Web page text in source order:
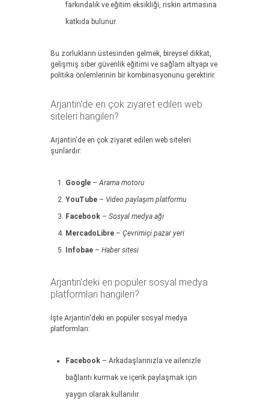
farkındalık ve eğitim eksikliği, riskin artmasına
katkıda bulunur.
Bu zorlukların üstesinden gelmek, bireysel dikkat,
gelişmiş siber güvenlik eğitimi ve sağlam altyapı ve
politika önlemlerinin bir kombinasyonunu gerektirir.
Arjantin'de en çok ziyaret edilen web
siteleri hangileri?
Arjantin'de en çok ziyaret edilen web siteleri
şunlardır:
Google –Arama motoru
YouTube – Video paylaşım platformu
Facebook – Sosyal medya ağı
MercadoLibre – Çevrimiçi pazar yeri
Infobae – Haber sitesi
Arjantin'deki en popüler sosyal medya
platformları hangileri?
İşte Arjantin'deki en popüler sosyal medya
platformları:
Facebook – Arkadaşlarınızla ve ailenizle
bağlantı kurmak ve içerik paylaşmak için
yaygın olarak kullanılır.